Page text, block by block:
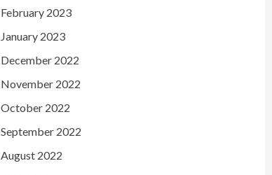
February 2023
January 2023
December 2022
November 2022
October 2022
September 2022
August 2022